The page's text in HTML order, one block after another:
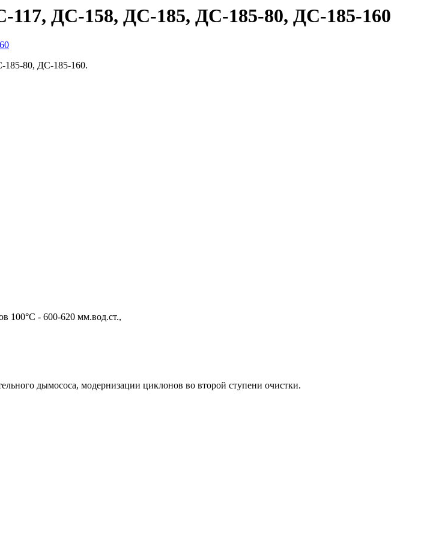
ДС-158, ДС-185, ДС-185-80, ДС-185-160
80, ДС-185-160.
100°С - 600-620 мм.вод.ст.,
дымососа, модернизации циклонов во второй ступени очистки.